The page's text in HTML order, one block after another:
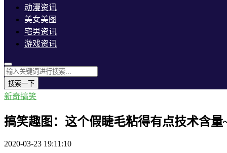
动漫资讯
美女美图
宅男资讯
游戏资讯
搜索一下
新奇搞笑
搞笑趣图：这个假睫毛粘得有点技术含量
2020-03-23 19:11:10